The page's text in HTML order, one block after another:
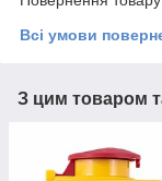
Всі умови
З цим товаром